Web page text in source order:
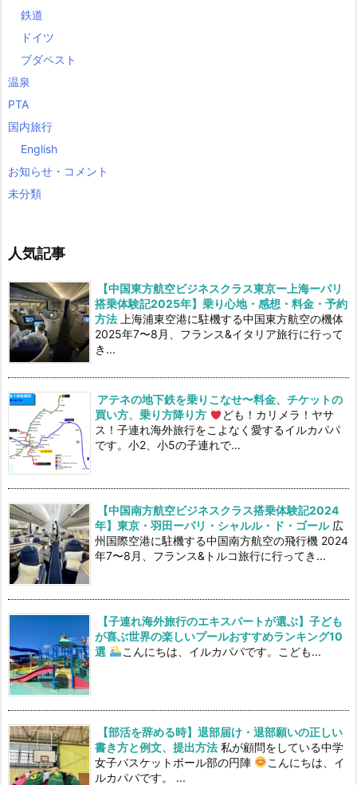
鉄道
ドイツ
ブダペスト
温泉
PTA
国内旅行
English
お知らせ・コメント
未分類
人気記事
【中国東方航空ビジネスクラス東京ー上海ーパリ
搭乗体験記2025年】乗り心地・感想・料金・予約
方法 上海浦東空港に駐機する中国東方航空の機体
2025年7〜8月、フランス&イタリア旅行に行って
き...
アテネの地下鉄を乗りこなせ〜料金、チケットの
買い方、乗り方降り方
ども！カリメラ！ヤサ
ス！子連れ海外旅行をこよなく愛するイルカパパ
です。小2、小5の子連れで...
【中国南方航空ビジネスクラス搭乗体験記2024
年】東京・羽田ーパリ・シャルル・ド・ゴール 広
州国際空港に駐機する中国南方航空の飛行機 2024
年7〜8月、フランス&トルコ旅行に行ってき...
【子連れ海外旅行のエキスパートが選ぶ】子ども
が喜ぶ世界の楽しいプールおすすめランキング10
選
こんにちは、イルカパパです。こども...
【部活を辞める時】退部届け・退部願いの正しい
書き方と例文、提出方法 私が顧問をしている中学
女子バスケットボール部の円陣
こんにちは、イ
ルカパパです。 ...